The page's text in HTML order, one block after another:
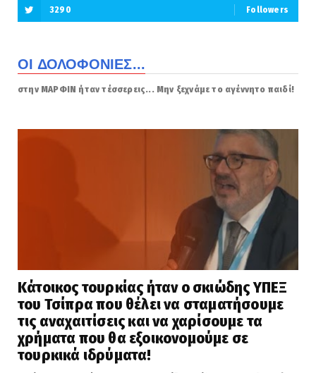
3290 Followers
ΟΙ ΔΟΛΟΦΟΝΙΕΣ...
στην ΜΑΡΦΙΝ ήταν τέσσερεις... Μην ξεχνάμε το αγέννητο παιδί!
Κάτοικος τουρκίας ήταν ο σκιώδης ΥΠΕΞ
του Τσίπρα που θέλει να σταματήσουμε
τις αναχαιτίσεις και να χαρίσουμε τα
χρήματα που θα εξοικονομούμε σε
τουρκικά ιδρύματα!